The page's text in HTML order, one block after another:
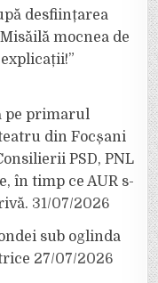
desființarea
mocnea de
pe primarul
din Focșani
PSD, PNL
în timp ce AUR s-
31/07/2026
sub oglinda
27/07/2026